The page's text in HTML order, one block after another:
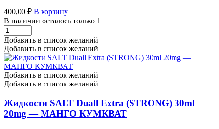
400,00 ₽ В корзину
В наличии осталось только 1
Жидкости
SALT
Duall
Extra
(STRONG)
30ml
20mg
-
ЯГОДНЫЙ
МОРС
количество
Добавить в список желаний
Добавить в список желаний
Добавить в список желаний
Добавить в список желаний
Жидкости SALT Duall Extra (STRONG) 30ml
20mg — МАНГО КУМКВАТ